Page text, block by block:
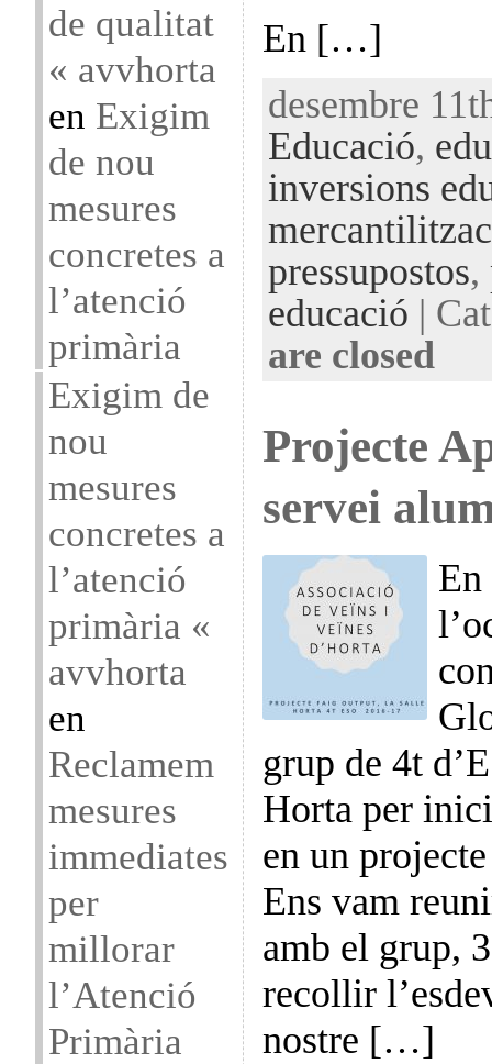
de qualitat
« avvhorta
en Exigim
de nou
mesures
concretes a
l’atenció
primària
Exigim de
nou
mesures
concretes a
l’atenció
primària «
avvhorta
en
Reclamem
mesures
immediates
per
millorar
l’Atenció
Primària
En […]
desembre
Educació,
inversions
pressupostos,
educació |
are closed
Projecte
servei
En
grup de 4t
Horta per
en un
Ens vam
amb el grup,
recollir
nostre […]